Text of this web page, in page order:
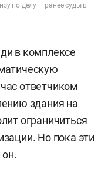
по делу — ранее суды в
в комплексе
ответчиком
здания на
ограничиться
Но пока эти